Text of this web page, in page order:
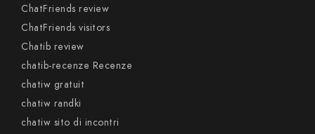
ChatFriends review
ChatFriends visitors
Chatib review
chatib-recenze Recenze
chatiw gratuit
chatiw randki
chatiw sito di incontri